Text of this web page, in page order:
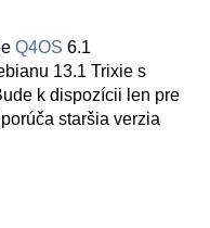
Q4OS 6.1
13.1 Trixie s
k dispozícii len pre
staršia verzia